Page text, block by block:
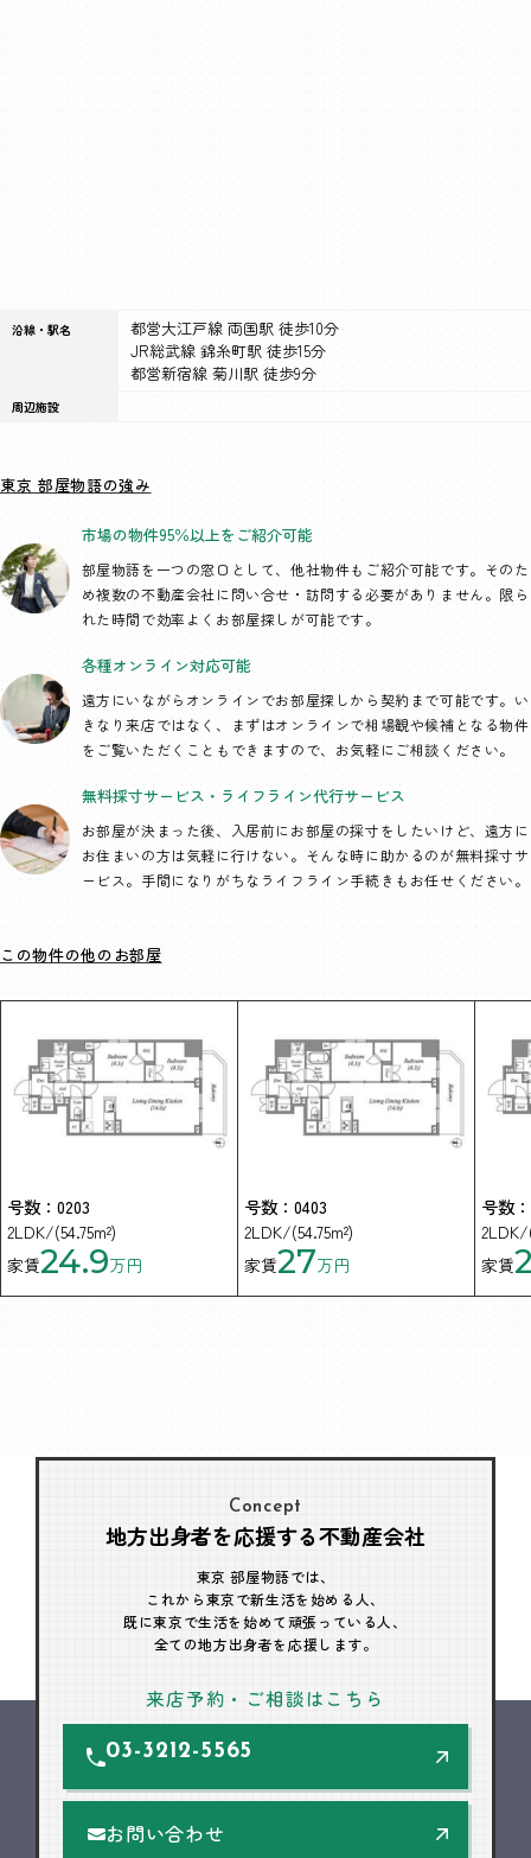
沿線・駅名
都営大江戸線 両国駅 徒歩10分
JR総武線 錦糸町駅 徒歩15分
都営新宿線 菊川駅 徒歩9分
周辺施設
東京 部屋物語の強み
市場の物件95％以上を ご紹介可能
部屋物語を一つの窓口として、他社物件もご紹介可能です。そのた
め複数の不動産会社に問い合せ・訪問する必要がありません。限ら
れた時間で効率よくお部屋探しが可能です。
各種オンライン対応可能
遠方にいながらオンラインでお部屋探しから契約まで可能です。い
きなり来店ではなく、まずはオンラインで相場観や候補となる物件
をご覧いただくこともできますので、お気軽にご相談ください。
無料採寸サービス・ ライフライン代行サービス
お部屋が決まった後、入居前にお部屋の採寸をしたいけど、遠方に
お住まいの方は気軽に行けない。そんな時に助かるのが無料採寸サ
ービス。手間になりがちなライフライン手続きもお任せください。
この物件の他のお部屋
号数：0203
2LDK/(54.75m²)
家賃24.9万円
号数：0403
2LDK/(54.75m²)
家賃27万円
号数
2LDK/
家賃
Concept
地方出身者を応援する不動産会社
東京 部屋物語では、
これから東京で新生活を始める人、
既に東京で生活を始めて頑張っている人、
全ての地方出身者を応援します。
来店予約・ご相談はこちら
03-3212-5565
お問い合わせ